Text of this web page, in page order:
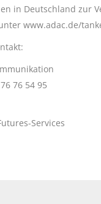
in Deutschland zur
www.adac.de/
76 54 95
Services